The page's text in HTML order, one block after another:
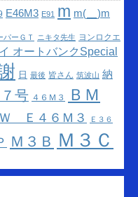
E46M3 E91 m m(__)m
パーＧＴ ニキタ先生 ヨンロクエ
オートバンクSpecial
日 最後 皆さん 筑波山 納
号 ４６Ｍ３
ＢＭ
Ｅ４６Ｍ３ Ｅ３６
Ｍ３Ｂ Ｍ３Ｃ